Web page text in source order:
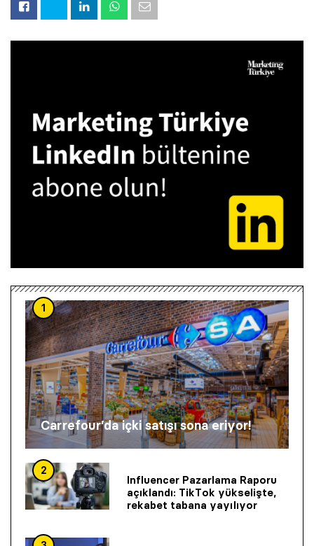
1
Carrefour’da içki satışı sona eriyor!
2
Influencer Pazarlama Raporu
açıklandı: TikTok yükselişte,
rekabet tabana yayılıyor